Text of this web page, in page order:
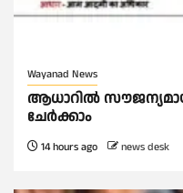
Wayanad News
ആധാറിൽ
ചേർക്കാം
14 hours ago news desk